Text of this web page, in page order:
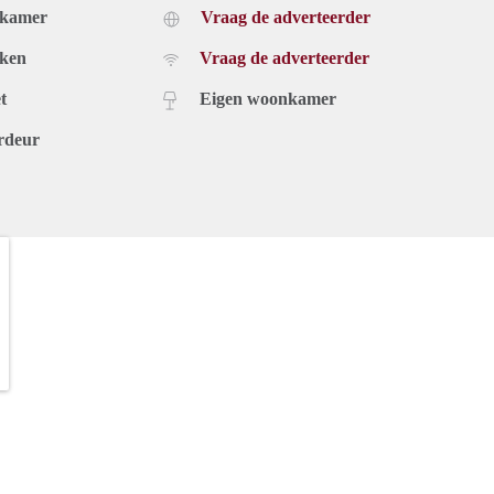
Vraag de adverteerder
Vraag de adverteerder
Eigen woonkamer